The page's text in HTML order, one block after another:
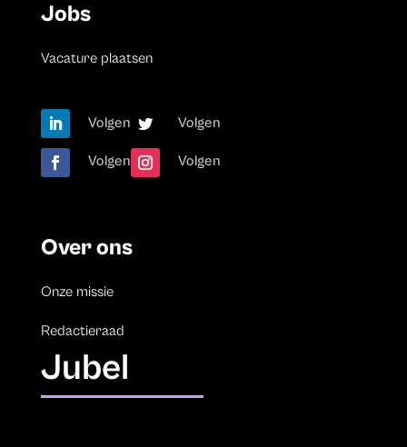
Jobs
Vacature plaatsen
Volgen Volgen
Volgen Volgen
Over ons
Onze missie
Redactieraad
Jubel